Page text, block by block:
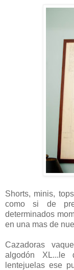
Shorts, minis,
como si de
determinados
en una mas de
Cazadoras
algodón XL...le
lentejuelas ese